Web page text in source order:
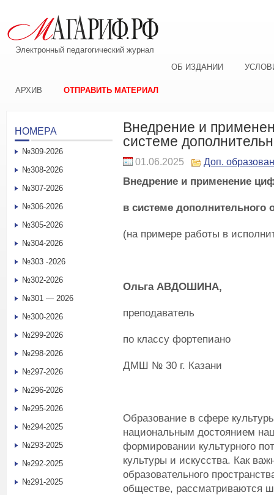
Электронный педагогический журнал
ОБ ИЗДАНИИ
АРХИВ ОТПРАВИТЬ МАТЕРИАЛ
Внедрение и
системе
01.06.2025 Доп.
Внедрение и применение
в системе дополнительного
(на примере работы в
Ольга АВДОШИНА,
преподаватель
по классу фортепиано
ДМШ № 30 г. Казани
Образование в сфере
национальным достоянием
формировании культурного
культуры и искусства. Как
образовательного
обществе, рассматриваются
НОМЕРА
№309-2026
№308-2026
№307-2026
№306-2026
№305-2026
№304-2026
№303 -2026
№302-2026
№301 — 2026
№300-2026
№299-2026
№298-2026
№297-2026
№296-2026
№295-2026
№294-2025
№293-2025
№292-2025
№291-2025